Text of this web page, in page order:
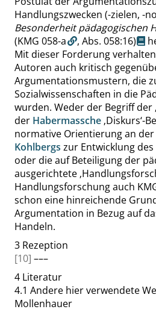
Handlungszwecken (-zielen, -
Besonderheit pädagogischen
(KMG 058-a
, Abs. 058:16)
Mit dieser Forderung
Autoren auch kritisch
Argumentationsmustern, die
Sozialwissenschaften in die
wurden. Weder der Begriff der ‚
der Habermassche ‚Diskurs‘-
normative Orientierung an
Kohlbergs zur Entwicklung
oder die auf Beteiligung der
ausgerichtete ‚
Handlungsforschung auch
schon eine hinreichende
Argumentation in Bezug auf
Handeln.
3 Rezeption
[10] –––
4 Literatur
4.1 Andere hier verwendete
Mollenhauer